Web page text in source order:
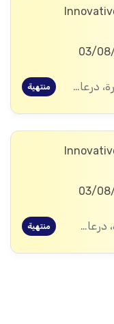
درعا, المسيفرة، درعا, الجيزة، درعا, بصر الحرير، درعا منتهية
درعا, المسيفرة، درعا, الجيزة، درعا, بصر الحرير، درعا منتهية